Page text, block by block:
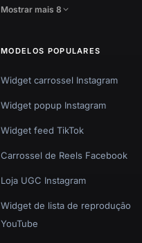
Mostrar mais 8
MODELOS POPULARES
Widget carrossel Instagram
Widget popup Instagram
Widget feed TikTok
Carrossel de Reels Facebook
Loja UGC Instagram
Widget de lista de reprodução
YouTube